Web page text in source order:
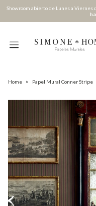
Showroom abierto de Lunes a Viernes
Home > Papel Mural Conner Stripe